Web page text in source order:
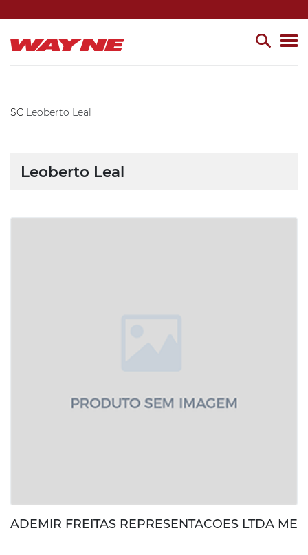
SC Leoberto Leal
Leoberto Leal
ADEMIR FREITAS REPRESENTACOES LTDA ME